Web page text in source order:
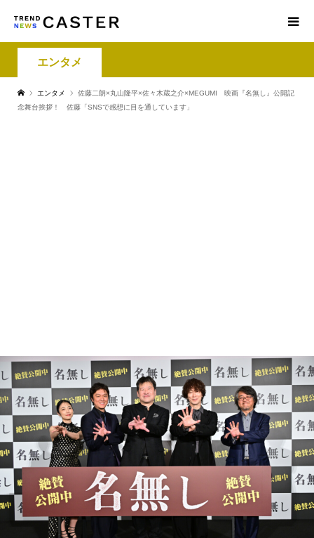
エンタメ
エンタメ
佐藤二朗×丸山隆平×佐々木蔵之介×MEGUMI 映画『名無し』公開記
念舞台挨拶！ 佐藤「SNSで感想に目を通しています」